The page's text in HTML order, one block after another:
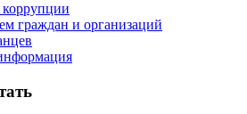
граждан и организаций